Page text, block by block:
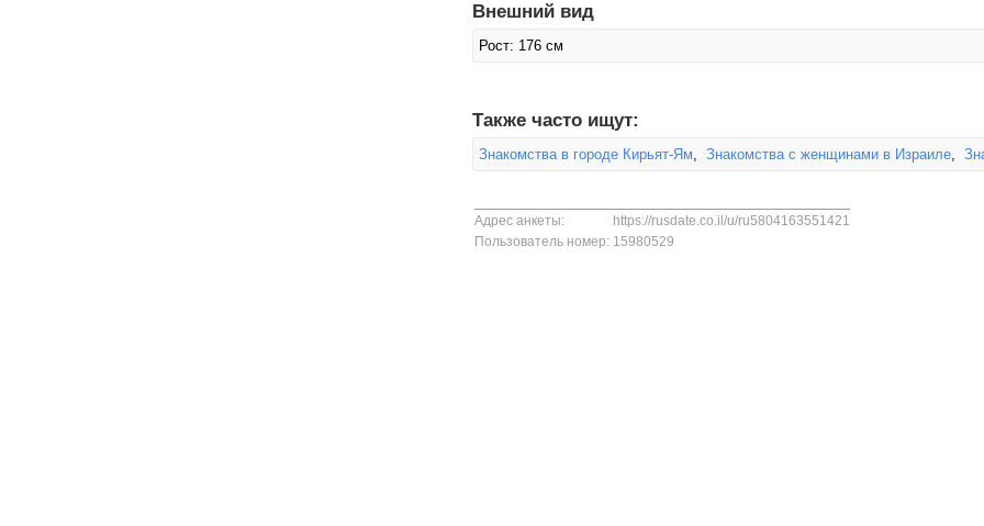
Внешний вид
Рост: 176 см
Также часто ищут:
Знакомства в городе Кирьят-Ям, Знакомства с женщинами в Израиле,
Адрес анкеты:
https://rusdate.co.il/u/ru5804163551421
Пользователь номер: 15980529